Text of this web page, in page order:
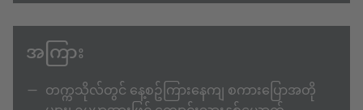
အကြား
တက္ကသိုလ်တွင် နေ့စဥ်ကြားနေကျ စကားပြောအတို